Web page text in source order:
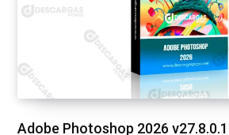
Adobe Photoshop 2026